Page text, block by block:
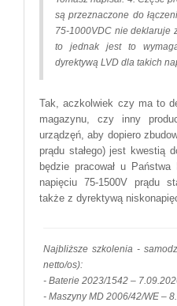
są przeznaczone do
75-1000VDC nie deklaruje
to jednak jest to
dyrektywą LVD dla takich
Tak, aczkolwiek czy ma to
magazynu, czy inny
urządzęń, aby dopiero
prądu stałego) jest kwestią
będzie pracował u
napięciu 75-1500V prądu
także z dyrektywą
Najbliższe szkolenia -
netto/os):
- Baterie 2023/1542 –
- Maszyny MD 2006/42/WE –